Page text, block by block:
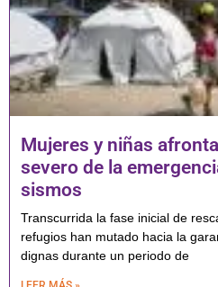
Mujeres y niñas
severo de la
sismos
Transcurrida la fase inicial de
refugios han mutado hacia la
dignas durante un periodo de